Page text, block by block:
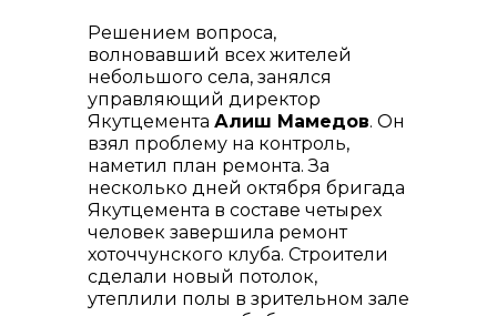
+7 (423) 234 50 50
info@vostokcement.ru
Решением вопроса,
волновавший всех жителей
небольшого села, занялся
управляющий директор
Якутцемента Алиш Мамедов. Он
взял проблему на контроль,
наметил план ремонта. За
несколько дней октября бригада
Якутцемента в составе четырех
человек завершила ремонт
хоточчунского клуба. Строители
сделали новый потолок,
утеплили полы в зрительном зале